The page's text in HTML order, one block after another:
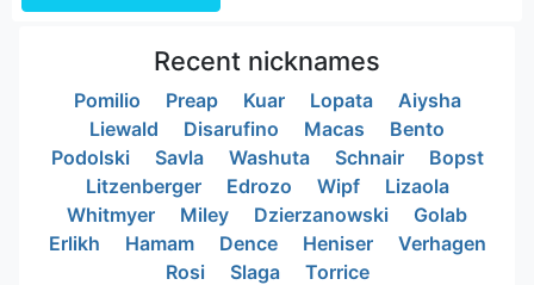
Recent nicknames
Pomilio Preap Kuar Lopata
Aiysha
Liewald
Disarufino Macas
Bento
Podolski
Savla Washuta Schnair
Bopst
Litzenberger
Edrozo Wipf
Lizaola
Whitmyer
Miley Dzierzanowski
Golab
Erlikh
Hamam Dence Heniser
Verhagen
Rosi
Slaga Torrice